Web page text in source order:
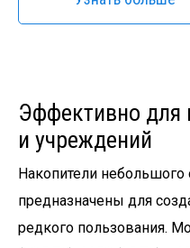
Эффективно для
и учреждений
Накопители
предназначены для
редкого пользования.